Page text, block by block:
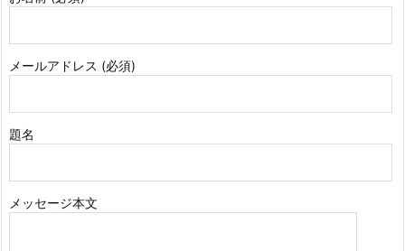
メールアドレス (必須)
題名
メッセージ本文